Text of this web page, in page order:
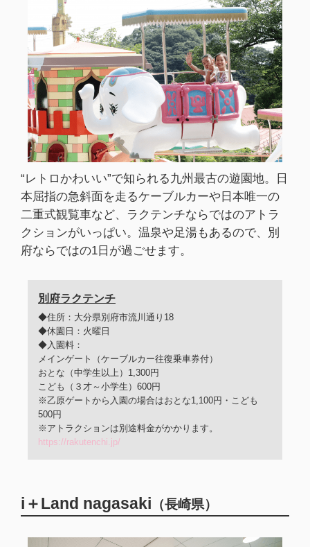
“レトロかわいい”で知られる九州最古の遊園地。日
本屈指の急斜面を走るケーブルカーや日本唯一の
二重式観覧車など、ラクテンチならではのアトラ
クションがいっぱい。温泉や足湯もあるので、別
府ならではの1日が過ごせます。
別府ラクテンチ
◆住所：大分県別府市流川通り18
◆休園日：火曜日
◆入園料：
メインゲート（ケーブルカー往復乗車券付）
おとな（中学生以上）1,300円
こども（３才～小学生）600円
※乙原ゲートから入園の場合はおとな1,100円・こども
500円
※アトラクションは別途料金がかかります。
https://rakutenchi.jp/
i＋Land nagasaki （長崎県）